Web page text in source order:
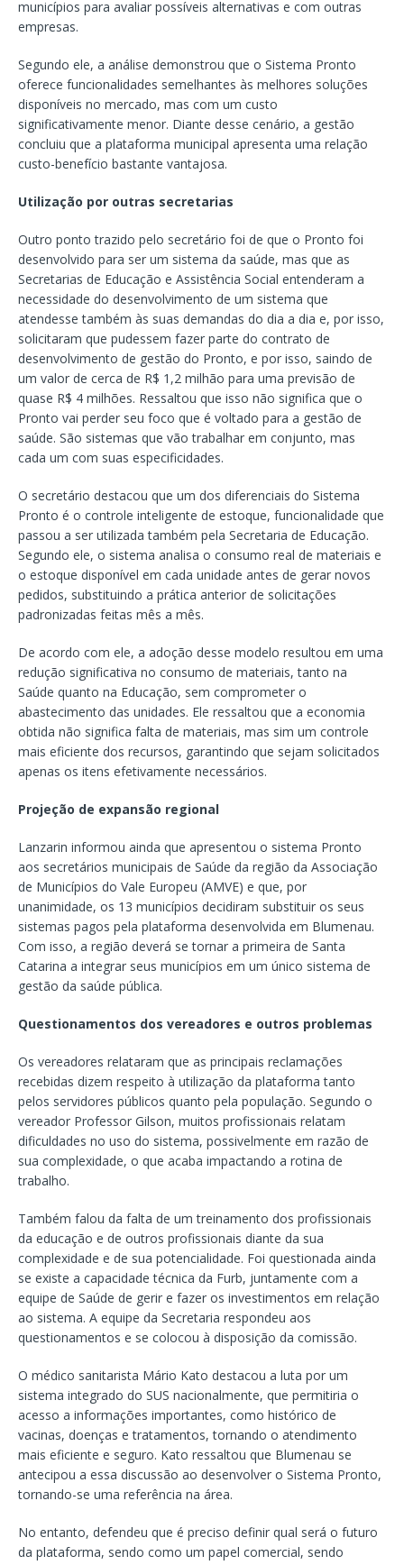
municípios para avaliar possíveis alternativas e com outras
empresas.
Segundo ele, a análise demonstrou que o Sistema Pronto
oferece funcionalidades semelhantes às melhores soluções
disponíveis no mercado, mas com um custo
significativamente menor. Diante desse cenário, a gestão
concluiu que a plataforma municipal apresenta uma relação
custo-benefício bastante vantajosa.
Utilização por outras secretarias
Outro ponto trazido pelo secretário foi de que o Pronto foi
desenvolvido para ser um sistema da saúde, mas que as
Secretarias de Educação e Assistência Social entenderam a
necessidade do desenvolvimento de um sistema que
atendesse também às suas demandas do dia a dia e, por isso,
solicitaram que pudessem fazer parte do contrato de
desenvolvimento de gestão do Pronto, e por isso, saindo de
um valor de cerca de R$ 1,2 milhão para uma previsão de
quase R$ 4 milhões. Ressaltou que isso não significa que o
Pronto vai perder seu foco que é voltado para a gestão de
saúde. São sistemas que vão trabalhar em conjunto, mas
cada um com suas especificidades.
O secretário destacou que um dos diferenciais do Sistema
Pronto é o controle inteligente de estoque, funcionalidade que
passou a ser utilizada também pela Secretaria de Educação.
Segundo ele, o sistema analisa o consumo real de materiais e
o estoque disponível em cada unidade antes de gerar novos
pedidos, substituindo a prática anterior de solicitações
padronizadas feitas mês a mês.
De acordo com ele, a adoção desse modelo resultou em uma
redução significativa no consumo de materiais, tanto na
Saúde quanto na Educação, sem comprometer o
abastecimento das unidades. Ele ressaltou que a economia
obtida não significa falta de materiais, mas sim um controle
mais eficiente dos recursos, garantindo que sejam solicitados
apenas os itens efetivamente necessários.
Projeção de expansão regional
Lanzarin informou ainda que apresentou o sistema Pronto
aos secretários municipais de Saúde da região da Associação
de Municípios do Vale Europeu (AMVE) e que, por
unanimidade, os 13 municípios decidiram substituir os seus
sistemas pagos pela plataforma desenvolvida em Blumenau.
Com isso, a região deverá se tornar a primeira de Santa
Catarina a integrar seus municípios em um único sistema de
gestão da saúde pública.
Questionamentos dos vereadores e outros problemas
Os vereadores relataram que as principais reclamações
recebidas dizem respeito à utilização da plataforma tanto
pelos servidores públicos quanto pela população. Segundo o
vereador Professor Gilson, muitos profissionais relatam
dificuldades no uso do sistema, possivelmente em razão de
sua complexidade, o que acaba impactando a rotina de
trabalho.
Também falou da falta de um treinamento dos profissionais
da educação e de outros profissionais diante da sua
complexidade e de sua potencialidade. Foi questionada ainda
se existe a capacidade técnica da Furb, juntamente com a
equipe de Saúde de gerir e fazer os investimentos em relação
ao sistema. A equipe da Secretaria respondeu aos
questionamentos e se colocou à disposição da comissão.
O médico sanitarista Mário Kato destacou a luta por um
sistema integrado do SUS nacionalmente, que permitiria o
acesso a informações importantes, como histórico de
vacinas, doenças e tratamentos, tornando o atendimento
mais eficiente e seguro. Kato ressaltou que Blumenau se
antecipou a essa discussão ao desenvolver o Sistema Pronto,
tornando-se uma referência na área.
No entanto, defendeu que é preciso definir qual será o futuro
da plataforma, sendo como um papel comercial, sendo